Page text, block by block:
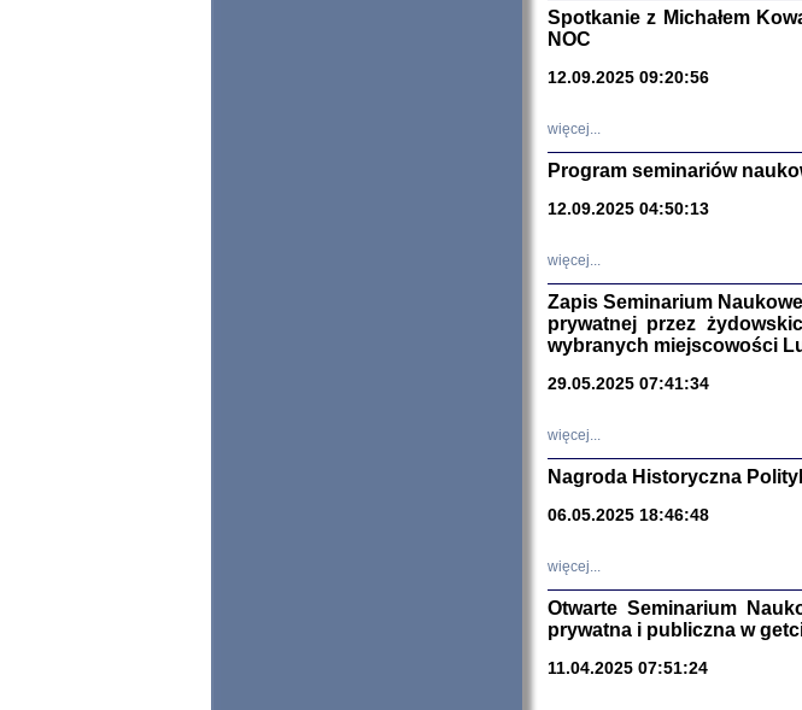
Spotkanie z Michałem
NOC
12.09.2025 09:20:56
więcej...
Program seminariów
12.09.2025 04:50:13
więcej...
Zapis Seminarium
prywatnej przez
wybranych miejscowości
29.05.2025 07:41:34
więcej...
Nagroda Historyczna
06.05.2025 18:46:48
więcej...
Otwarte Seminarium
prywatna i publiczna w
11.04.2025 07:51:24